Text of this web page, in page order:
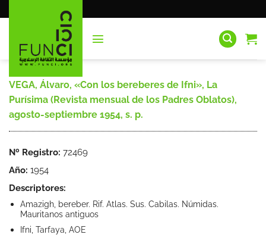
al
VEGA, Álvaro, «Con los bereberes de Ifni», La
Purísima (Revista mensual de los Padres Oblatos),
agosto-septiembre 1954, s. p.
Nº Registro: 72469
Año: 1954
Descriptores:
Amazigh, bereber. Rif. Atlas. Sus. Cabilas. Númidas.
Mauritanos antiguos
Ifni, Tarfaya, AOE